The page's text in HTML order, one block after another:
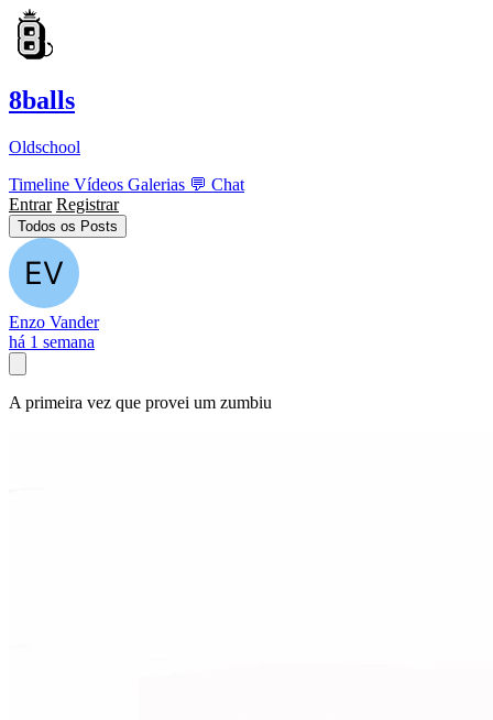
8balls
Oldschool
Timeline Vídeos Galerias 💬 Chat
Entrar Registrar
Todos os Posts
Enzo Vander
há 1 semana
A primeira vez que provei um zumbiu